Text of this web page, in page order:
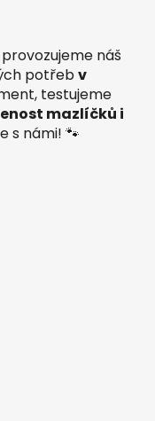
náš
potřebv
testujeme
mazlíčků i
s námi! 🐾